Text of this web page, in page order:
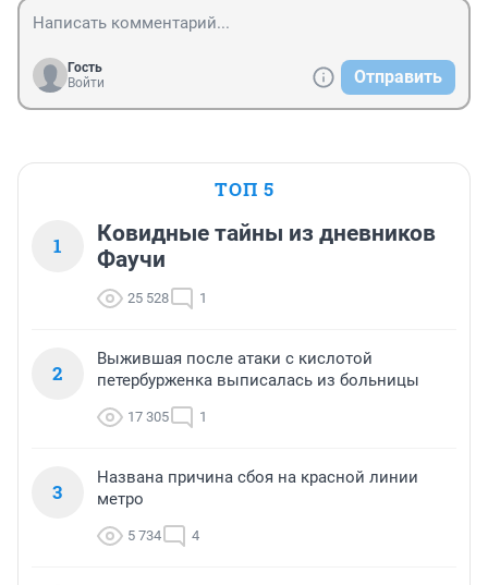
Гость
Войти
Отправить
ТОП 5
1
Ковидные тайны из дневников
Фаучи
25 528 1
2
Выжившая после атаки с кислотой
петербурженка выписалась из больницы
17 305 1
3
Названа причина сбоя на красной линии
метро
5 734 4